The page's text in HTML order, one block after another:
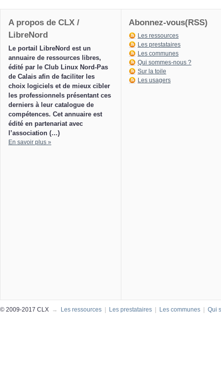
A propos de CLX /
LibreNord
Le portail LibreNord est un
annuaire de ressources libres,
édité par le Club Linux Nord-Pas
de Calais afin de faciliter les
choix logiciels et de mieux cibler
les professionnels présentant ces
derniers à leur catalogue de
compétences. Cet annuaire est
édité en partenariat avec
l’association (…)
En savoir plus »
Abonnez-vous(RSS)
Les ressources
Les prestataires
Les communes
Qui sommes-nous ?
Sur la toile
Les usagers
© 2009-2017 CLX → Les ressources Les prestataires Les communes Qui